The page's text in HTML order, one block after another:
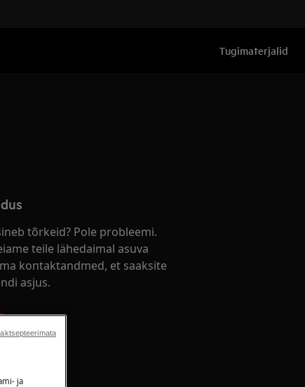
Tugimaterjalid
tõrkeid? Pole probleemi.
teile lähedaimal asuva
kontaktandmed, et saaksite
asjus.
ja